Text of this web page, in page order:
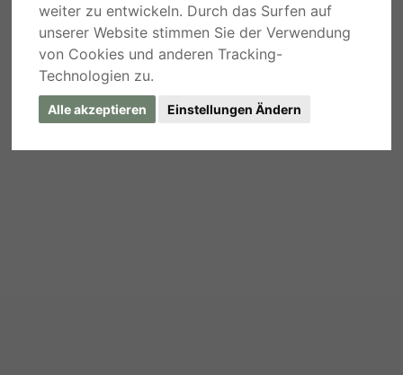
weiter zu entwickeln. Durch das Surfen auf
unserer Website stimmen Sie der Verwendung
von Cookies und anderen Tracking-
Technologien zu.
Alle akzeptieren Einstellungen Ändern